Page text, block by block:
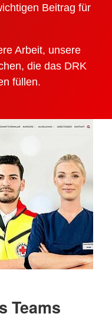
Beitrag für
Arbeit, unsere
die das DRK
füllen.
Teams